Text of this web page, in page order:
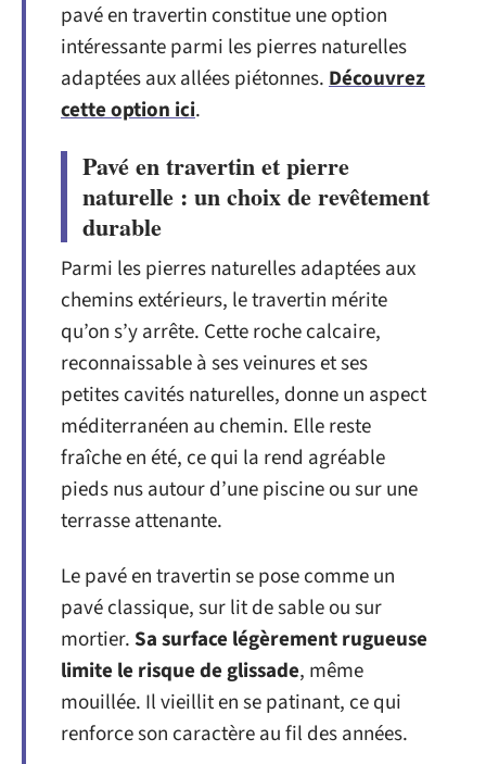
pavé en travertin constitue une option
intéressante parmi les pierres naturelles
adaptées aux allées piétonnes.Découvrez
cette option ici.
Pavé en travertin et pierre
naturelle : un choix de revêtement
durable
Parmi les pierres naturelles adaptées aux
chemins extérieurs, le travertin mérite
qu’on s’y arrête. Cette roche calcaire,
reconnaissable à ses veinures et ses
petites cavités naturelles, donne un aspect
méditerranéen au chemin. Elle reste
fraîche en été, ce qui la rend agréable
pieds nus autour d’une piscine ou sur une
terrasse attenante.
Le pavé en travertin se pose comme un
pavé classique, sur lit de sable ou sur
mortier.Sa surface légèrement rugueuse
limite le risque de glissade, même
mouillée. Il vieillit en se patinant, ce qui
renforce son caractère au fil des années.